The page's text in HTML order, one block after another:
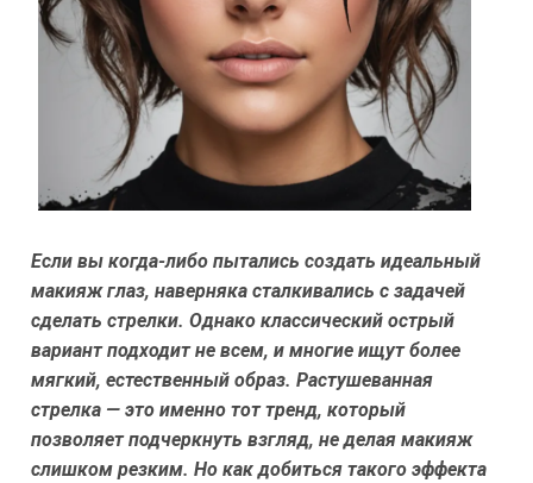
Если вы когда-либо пытались создать идеальный
макияж глаз, наверняка сталкивались с задачей
сделать стрелки. Однако классический острый
вариант подходит не всем, и многие ищут более
мягкий, естественный образ. Растушеванная
стрелка — это именно тот тренд, который
позволяет подчеркнуть взгляд, не делая макияж
слишком резким. Но как добиться такого эффекта